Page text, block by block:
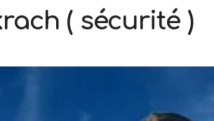
( sécurité )